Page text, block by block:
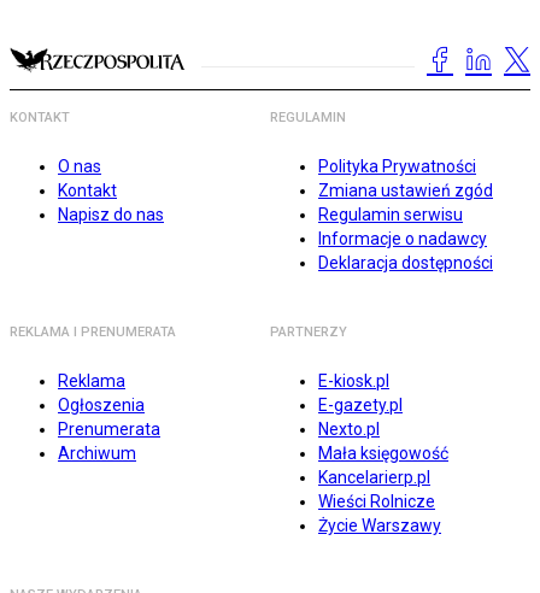
KONTAKT
O nas
Kontakt
Napisz do nas
REGULAMIN
Polityka Prywatności
Zmiana ustawień zgód
Regulamin serwisu
Informacje o nadawcy
Deklaracja dostępności
REKLAMA I PRENUMERATA
Reklama
Ogłoszenia
Prenumerata
Archiwum
PARTNERZY
E-kiosk.pl
E-gazety.pl
Nexto.pl
Mała księgowość
Kancelarierp.pl
Wieści Rolnicze
Życie Warszawy